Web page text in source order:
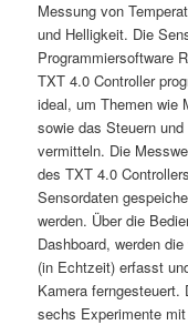
Messung von
und Helligkeit. Die
Programmiersoftware
TXT 4.0 Controller
ideal, um Themen wie
sowie das Steuern
vermitteln. Die
des TXT 4.0
Sensordaten
werden. Über die
Dashboard, werden
(in Echtzeit) erfasst
Kamera ferngesteuert.
sechs Experimente